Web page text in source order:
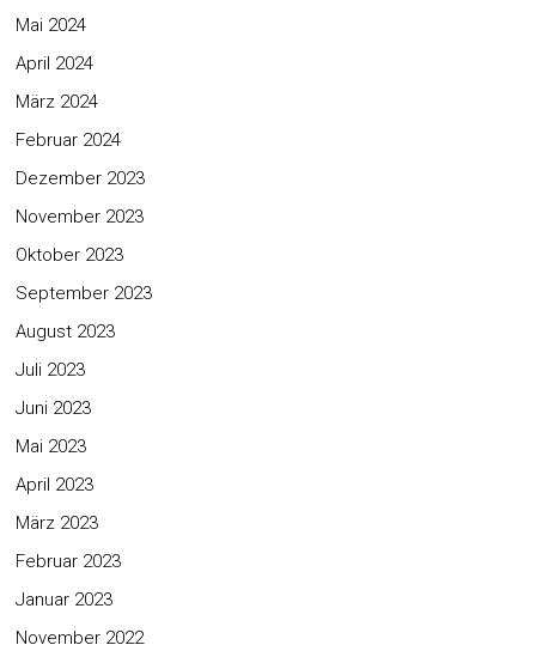
Mai 2024
April 2024
März 2024
Februar 2024
Dezember 2023
November 2023
Oktober 2023
September 2023
August 2023
Juli 2023
Juni 2023
Mai 2023
April 2023
März 2023
Februar 2023
Januar 2023
November 2022